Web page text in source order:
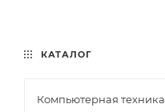
КАТАЛОГ
Компьютерная техника